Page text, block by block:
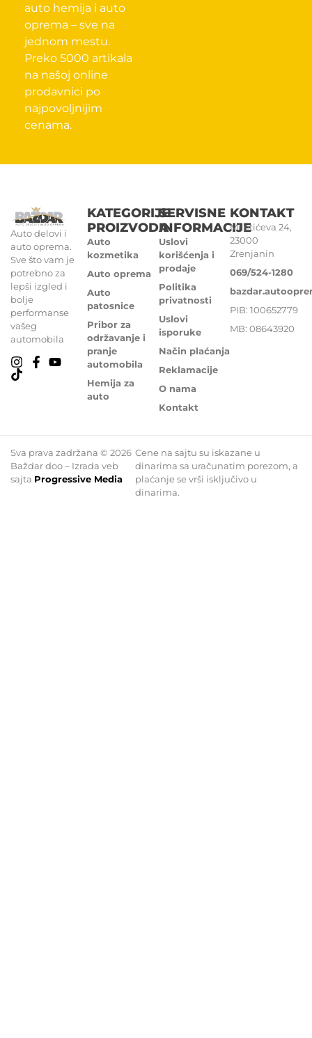
auto hemija i auto
oprema – sve na
jednom mestu.
Preko 5000 artikala
na našoj online
prodavnici po
najpovoljnijim
cenama.
Auto delovi i
auto oprema.
Sve što vam je
potrebno za
lepši izgled i
bolje
performanse
vašeg
automobila
KATEGORIJE
PROIZVODA
Auto
kozmetika
Auto oprema
Auto
patosnice
Pribor za
održavanje i
pranje
automobila
Hemija za
auto
SERVISNE
INFORMACIJE
Uslovi
korišćenja i
prodaje
Politika
privatnosti
Uslovi
isporuke
Način plaćanja
Reklamacije
O nama
Kontakt
KONTAKT
Miletićeva 24,
23000
Zrenjanin
069/524-1280
PIB: 100652779
MB: 08643920
Sva prava zadržana © 2026
Baždar doo – Izrada veb
sajta Progressive Media
Cene na sajtu su iskazane u
dinarima sa uračunatim porezom, a
plaćanje se vrši isključivo u
dinarima.